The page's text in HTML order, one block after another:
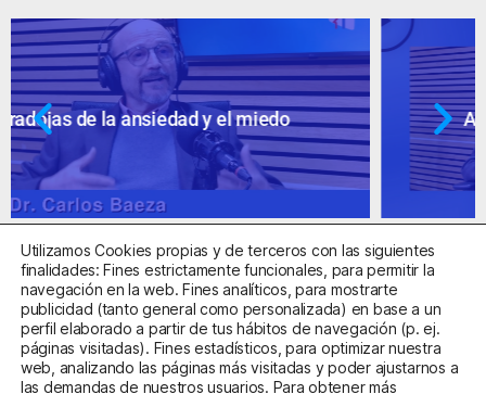
Ansiedad: supuestos cuestionables
Centro Sanitario Autorizado con el código E08737002
Utilizamos Cookies propias y de terceros con las siguientes
finalidades: Fines estrictamente funcionales, para permitir la
navegación en la web. Fines analíticos, para mostrarte
publicidad (tanto general como personalizada) en base a un
perfil elaborado a partir de tus hábitos de navegación (p. ej.
páginas visitadas). Fines estadísticos, para optimizar nuestra
web, analizando las páginas más visitadas y poder ajustarnos a
las demandas de nuestros usuarios. Para obtener más